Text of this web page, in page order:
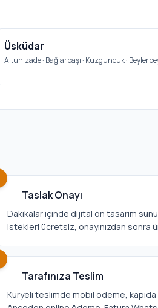
Üsküdar
Altunizade · Bağlarbaşı · Kuzguncuk ·
Taslak Onayı
Dakikalar içinde dijital ön tasarım
istekleri ücretsiz, onayınızdan sonra
Tarafınıza Teslim
Kuryeli teslimde mobil ödeme,